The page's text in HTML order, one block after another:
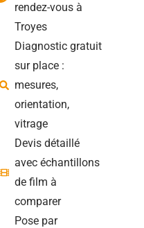
rendez-vous à
Troyes
Diagnostic gratuit
sur place :
mesures,
orientation,
vitrage
Devis détaillé
avec échantillons
de film à
comparer
Pose par